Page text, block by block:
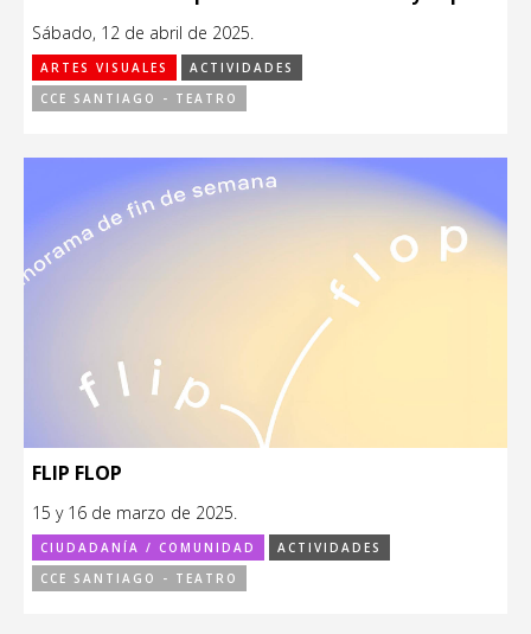
Sábado, 12 de abril de 2025.
ARTES VISUALES
ACTIVIDADES
CCE SANTIAGO - TEATRO
FLIP FLOP
15 y 16 de marzo de 2025.
CIUDADANÍA / COMUNIDAD
ACTIVIDADES
CCE SANTIAGO - TEATRO